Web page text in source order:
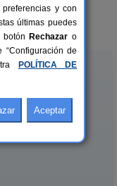
14 pers.
desde30 €
y con
últimas puedes
Rechazar o
“Configuración de
POLÍTICA DE